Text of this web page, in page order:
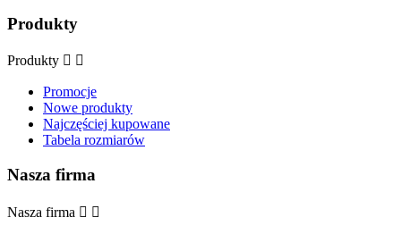
Produkty
Produkty  
Promocje
Nowe produkty
Najczęściej kupowane
Tabela rozmiarów
Nasza firma
Nasza firma  